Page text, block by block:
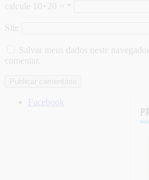
calcule 10+20 =
Site
Salvar meus dados neste
comentar.
Facebook